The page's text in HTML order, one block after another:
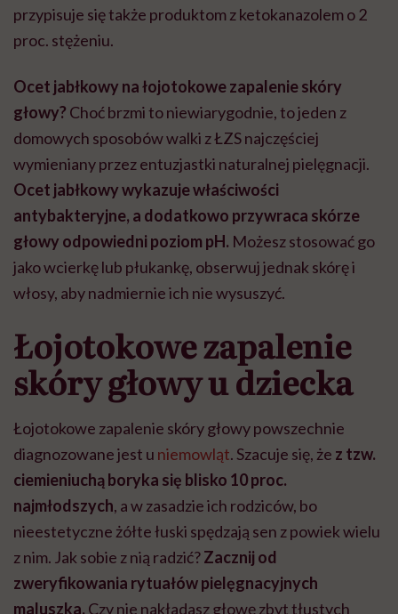
przypisuje się także produktom z ketokanazolem o 2
proc. stężeniu.
Ocet jabłkowy na łojotokowe zapalenie skóry
głowy? Choć brzmi to niewiarygodnie, to jeden z
domowych sposobów walki z ŁZS najczęściej
wymieniany przez entuzjastki naturalnej pielęgnacji.
Ocet jabłkowy wykazuje właściwości
antybakteryjne, a dodatkowo przywraca skórze
głowy odpowiedni poziom pH. Możesz stosować go
jako wcierkę lub płukankę, obserwuj jednak skórę i
włosy, aby nadmiernie ich nie wysuszyć.
Łojotokowe zapalenie
skóry głowy u dziecka
Łojotokowe zapalenie skóry głowy powszechnie
diagnozowane jest u niemowląt. Szacuje się, że z tzw.
ciemieniuchą boryka się blisko 10 proc.
najmłodszych, a w zasadzie ich rodziców, bo
nieestetyczne żółte łuski spędzają sen z powiek wielu
z nim. Jak sobie z nią radzić?Zacznij od
zweryfikowania rytuałów pielęgnacyjnych
maluszka. Czy nie nakładasz głowę zbyt tłustych